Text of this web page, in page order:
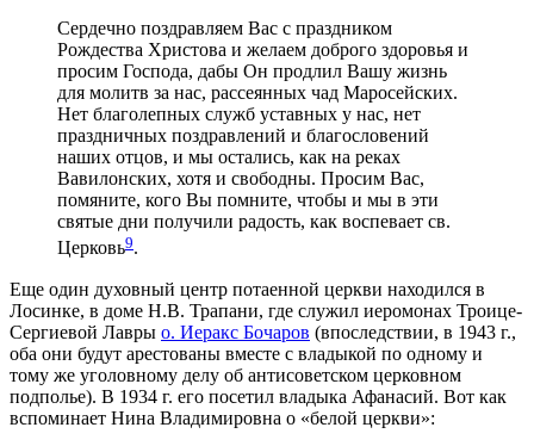
Сердечно поздравляем Вас с праздником
Рождества Христова и желаем доброго здоровья и
просим Господа, дабы Он продлил Вашу жизнь
для молитв за нас, рассеянных чад Маросейских.
Нет благолепных служб уставных у нас, нет
праздничных поздравлений и благословений
наших отцов, и мы остались, как на реках
Вавилонских, хотя и свободны. Просим Вас,
помяните, кого Вы помните, чтобы и мы в эти
святые дни получили радость, как воспевает св.
Церковь9.
Еще один духовный центр потаенной церкви находился в
Лосинке, в доме Н.В. Трапани, где служил иеромонах Троице-
Сергиевой Лавры о. Иеракс Бочаров (впоследствии, в 1943 г.,
оба они будут арестованы вместе с владыкой по одному и
тому же уголовному делу об антисоветском церковном
подполье). В 1934 г. его посетил владыка Афанасий. Вот как
вспоминает Нина Владимировна о «белой церкви»: